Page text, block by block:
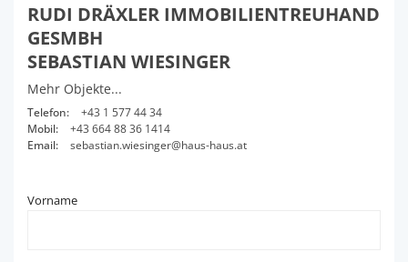
RUDI DRÄXLER IMMOBILIENTREUHAND
GESMBH
SEBASTIAN WIESINGER
Mehr Objekte...
Telefon:
+43 1 577 44 34
Mobil:
+43 664 88 36 1414
Email:
sebastian.wiesinger@haus-haus.at
Vorname